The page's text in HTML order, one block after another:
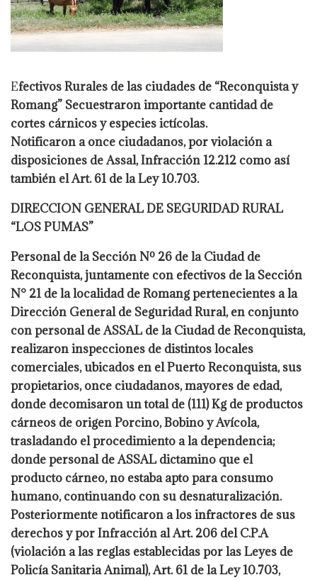
Efectivos Rurales de las ciudades de “Reconquista y
Romang” Secuestraron importante cantidad de
cortes cárnicos y especies ictícolas.
Notificaron a once ciudadanos, por violación a
disposiciones de Assal, Infracción 12.212 como así
también el Art. 61 de la Ley 10.703.
DIRECCION GENERAL DE SEGURIDAD RURAL
“LOS PUMAS”
Personal de la Sección Nº 26 de la Ciudad de
Reconquista, juntamente con efectivos de la Sección
N° 21 de la localidad de Romang pertenecientes a la
Dirección General de Seguridad Rural, en conjunto
con personal de ASSAL de la Ciudad de Reconquista,
realizaron inspecciones de distintos locales
comerciales, ubicados en el Puerto Reconquista, sus
propietarios, once ciudadanos, mayores de edad,
donde decomisaron un total de (111) Kg de productos
cárneos de origen Porcino, Bobino y Avícola,
trasladando el procedimiento a la dependencia;
donde personal de ASSAL dictamino que el
producto cárneo, no estaba apto para consumo
humano, continuando con su desnaturalización.
Posteriormente notificaron a los infractores de sus
derechos y por Infracción al Art. 206 del C.P.A
(violación a las reglas establecidas por las Leyes de
Policía Sanitaria Animal), Art. 61 de la Ley 10.703,